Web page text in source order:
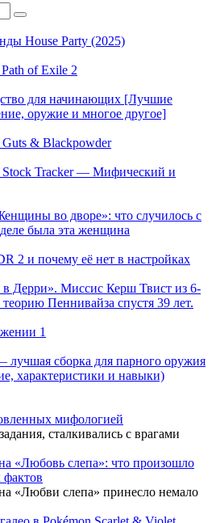
House Party (2025)
of Exile 2
для начинающих [Лучшие
оружие и многое другое]
& Blackpowder
Stock Tracker — Мифический и
во дворе»: что случилось с
была эта женщина
2 и почему её нет в настройках
Дерри». Миссис Керш Твист из 6-
Пеннивайза спустя 39 лет.
1
сборка для парного оружия
характеристики и навыки)
мифологией
сталкивались с врагами
«Любовь слепа»: что произошло
«Любви слепа» принесло немало